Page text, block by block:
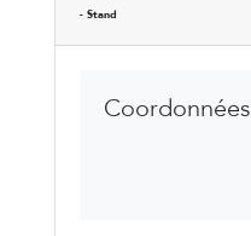
- Stand
Coordonnées